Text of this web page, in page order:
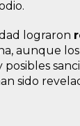
lograron
aunque
sido